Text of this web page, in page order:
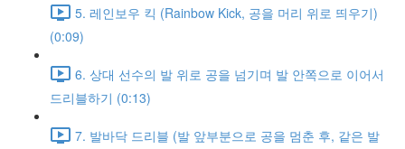
5. 레인보우 킥 (Rainbow Kick, 공을 머리 위로 띄우기)
(0:09)
6. 상대 선수의 발 위로 공을 넘기며 발 안쪽으로 이어서
드리블하기 (0:13)
7. 발바닥 드리블 (발 앞부분으로 공을 멈춘 후, 같은 발